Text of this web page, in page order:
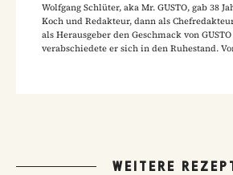
Wolfgang Schlüter, aka Mr. GUSTO, gab 38
Koch und Redakteur, dann als
als Herausgeber den Geschmack von GUSTO
verabschiedete er sich in den Ruhestand.
WEITERE